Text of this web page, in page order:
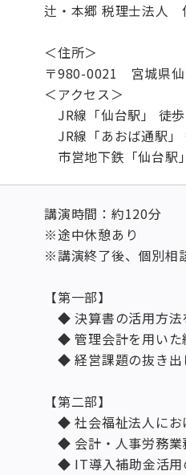
辻・本郷 税理士法人
＜住所＞
〒980-0021 宮城県仙
＜アクセス＞
JR線「仙台駅」 徒
JR線「あおば通駅」
市営地下鉄「仙台駅
講演時間：約120分
※途中休憩あり
※講演終了後、個別相
【第一部】
◆ 決算書の活用方法
◆ 管理会計を用いた
◆ 経営課題の抜き出
【第二部】
◆ 社会福祉法人にお
◆ 会計・人事労務業
◆ IT導入補助金活用